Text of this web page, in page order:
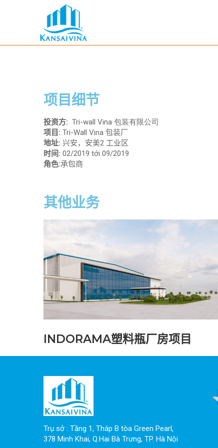
项目细节
投资方: Tri-wall Vina 包装有限公司
项目: Tri-Wall Vina 包装厂
地址: 兴安，安美2 工业区
时间: 02/2019 tới 09/2019
角色:承包商
其他业务
INDORAMA塑料瓶厂房项目
Trụ sở : Tầng 1, Tháp B tòa Green Pearl,
378 Minh Khai, Q.Hai Bà Trưng, TP. Hà Nội